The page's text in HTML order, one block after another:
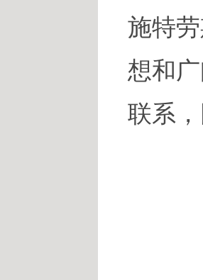
施特
想和
联系